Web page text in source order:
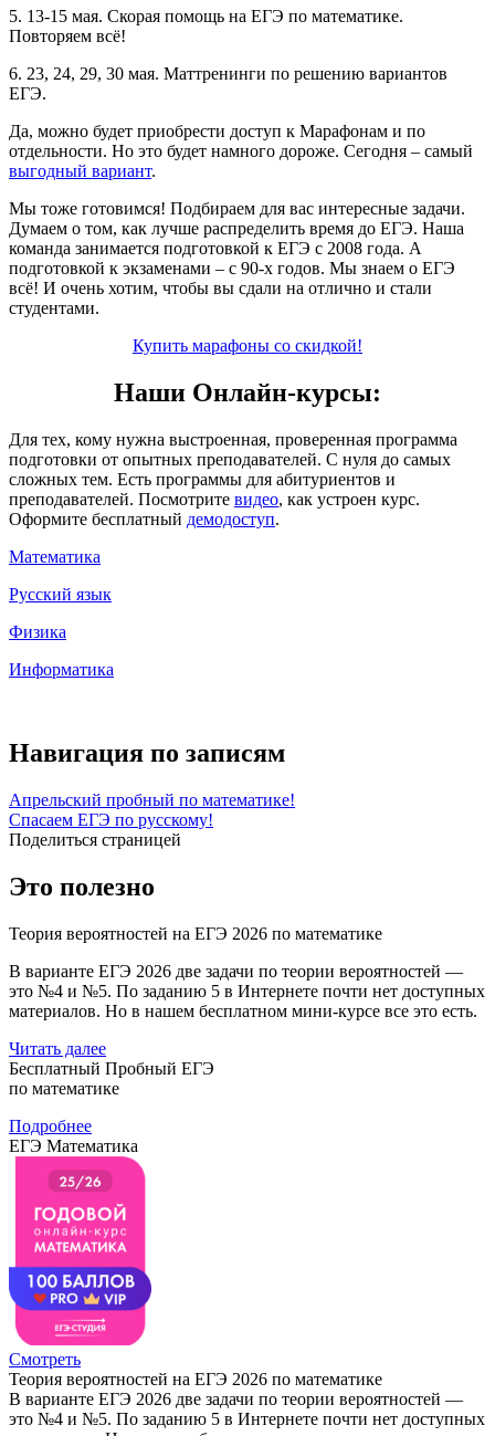
5. 13-15 мая. Скорая помощь на ЕГЭ по математике.
Повторяем всё!
6. 23, 24, 29, 30 мая. Маттренинги по решению вариантов
ЕГЭ.
Да, можно будет приобрести доступ к Марафонам и по
отдельности. Но это будет намного дороже. Сегодня – самый
выгодный вариант.
Мы тоже готовимся! Подбираем для вас интересные задачи.
Думаем о том, как лучше распределить время до ЕГЭ. Наша
команда занимается подготовкой к ЕГЭ с 2008 года. А
подготовкой к экзаменами – с 90-х годов. Мы знаем о ЕГЭ
всё! И очень хотим, чтобы вы сдали на отлично и стали
студентами.
Купить марафоны со скидкой!
Наши Онлайн-курсы:
Для тех, кому нужна выстроенная, проверенная программа
подготовки от опытных преподавателей. С нуля до самых
сложных тем. Есть программы для абитуриентов и
преподавателей. Посмотрите видео, как устроен курс.
Оформите бесплатный демодоступ.
Математика
Русский язык
Физика
Информатика
Навигация по записям
Апрельский пробный по математике!
Спасаем ЕГЭ по русскому!
Поделиться страницей
Это полезно
Теория вероятностей на ЕГЭ 2026 по математике
В варианте ЕГЭ 2026 две задачи по теории вероятностей —
это №4 и №5. По заданию 5 в Интернете почти нет доступных
материалов. Но в нашем бесплатном мини-курсе все это есть.
Читать далее
Бесплатный Пробный ЕГЭ
по математике
Подробнее
ЕГЭ Математика
Смотреть
Теория вероятностей на ЕГЭ 2026 по математике
В варианте ЕГЭ 2026 две задачи по теории вероятностей —
это №4 и №5. По заданию 5 в Интернете почти нет доступных